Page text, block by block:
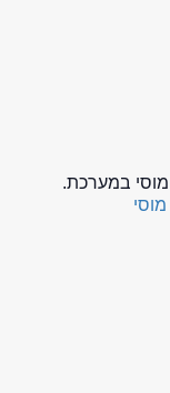
במערכת.